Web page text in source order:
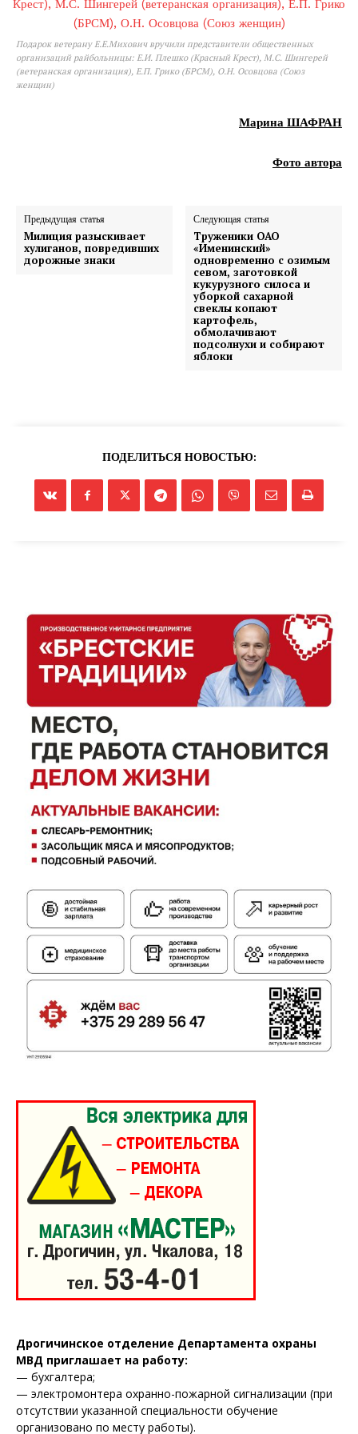
Газета
"Драгічынскі Веснік"
ПОДПИСАТЬСЯ
Подарок ветерану Е.Е.Михович вручили представители общественных
организаций райбольницы: Е.И. Плешко (Красный Крест), М.С. Шингерей
(ветеранская организация), Е.П. Грико (БРСМ), О.Н. Осовцова (Союз
женщин)
Марина ШАФРАН
Фото автора
Предыдущая статья
Милиция разыскивает
хулиганов, повредивших
дорожные знаки
Следующая статья
Труженики ОАО
«Именинский»
одновременно с озимым
севом, заготовкой
кукурузного силоса и
уборкой сахарной
свеклы копают
картофель,
обмолачивают
подсолнухи и собирают
яблоки
ПОДЕЛИТЬСЯ НОВОСТЬЮ:
Дрогичинское отделение Департамента охраны
МВД приглашает на работу:
— бухгалтера;
— электромонтера охранно-пожарной сигнализации (при
отсутствии указанной специальности обучение
организовано по месту работы).